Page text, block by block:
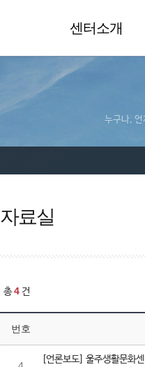
센터소개
누구나, 언
자료실
총4 건
번호
[언론보도] 울주생활문화